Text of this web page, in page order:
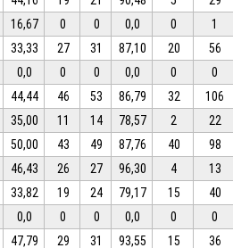
16,67 0 0 0,0 0 1
33,33 27 31 87,10 20 56
0,0 0 0 0,0 0 0
44,44 46 53 86,79 32 106
35,00 11 14 78,57 2 22
50,00 43 49 87,76 40 98
46,43 26 27 96,30 4 13
33,82 19 24 79,17 15 40
0,0 0 0 0,0 0 0
47,79 29 31 93,55 15 36